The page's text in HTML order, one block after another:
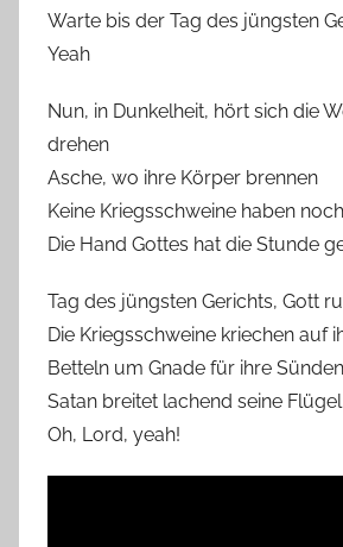
Warte bis der Tag des jüngsten
Yeah
Nun, in Dunkelheit, hört sich die
drehen
Asche, wo ihre Körper brennen
Keine Kriegsschweine haben
Die Hand Gottes hat die Stunde
Tag des jüngsten Gerichts, Gott
Die Kriegsschweine kriechen auf
Betteln um Gnade für ihre Sünden
Satan breitet lachend seine
Oh, Lord, yeah!